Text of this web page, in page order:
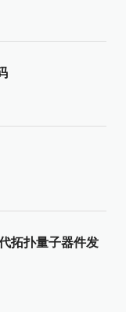
拓扑量子器件发